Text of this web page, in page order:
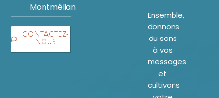
Montmélian
CONTACTEZ-
NOUS
Ensemble,
donnons
du sens
à vos
messages
et
cultivons